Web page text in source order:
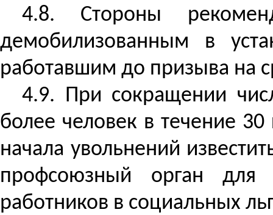
4.8. Стороны
демобилизованным в
работавшим до призыва на
4.9. При сокращении
более человек в течение
начала увольнений
профсоюзный орган для
работников в социальных